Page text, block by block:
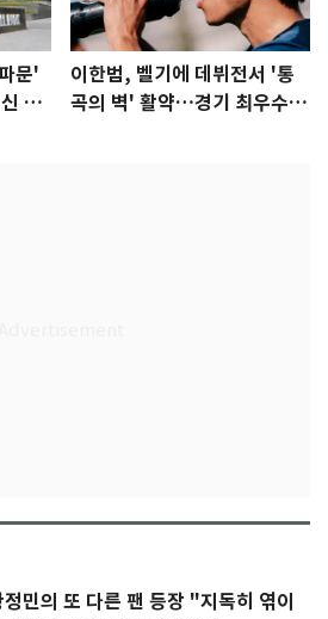
문'
약
이한범, 벨기에 데뷔전서 '통
곡의 벽' 활약…경기 최우수선
정민의 또 다른 팬 등장 "지독히 엮이